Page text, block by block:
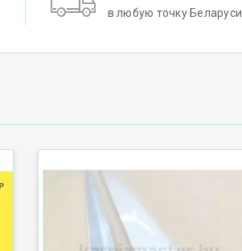
в любую точку Беларуси